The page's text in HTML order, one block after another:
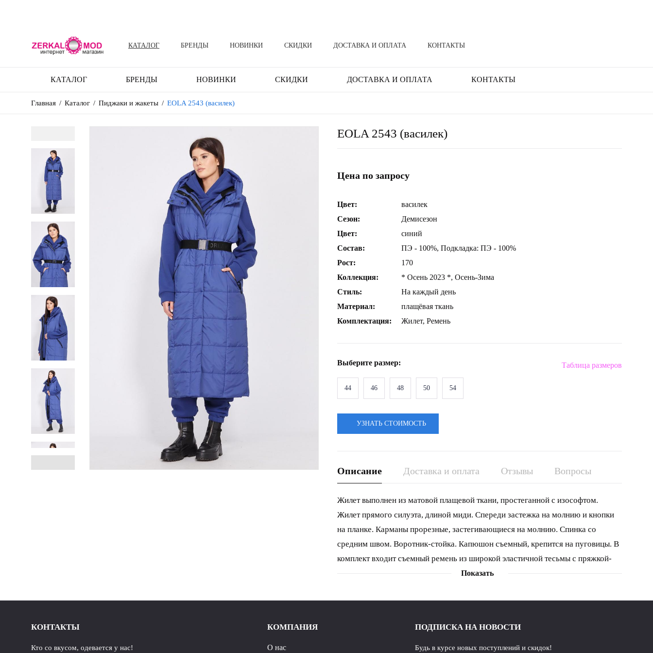
КАТАЛОГ БРЕНДЫ НОВИНКИ СКИДКИ ДОСТАВКА И ОПЛАТА КОНТАКТЫ
КАТАЛОГ БРЕНДЫ НОВИНКИ СКИДКИ ДОСТАВКА И ОПЛАТА КОНТАКТЫ
Главная / Каталог / Пиджаки и жакеты / EOLA 2543 (василек)
EOLA 2543 (василек)
Цена по запросу
Цвет:
василек
Сезон:
Демисезон
Цвет:
синий
Состав:
ПЭ - 100%, Подкладка: ПЭ - 100%
Рост:
170
Коллекция:
* Осень 2023 *, Осень-Зима
Стиль:
На каждый день
Материал:
плащёвая ткань
Комплектация:
Жилет, Ремень
Выберите размер:
44 46 48 50 54
Таблица размеров
УЗНАТЬ СТОИМОСТЬ
Описание Доставка и оплата Отзывы Вопросы
Жилет выполнен из матовой плащевой ткани, простеганной с изософтом.
Жилет прямого силуэта, длиной миди. Спереди застежка на молнию и кнопки
на планке. Карманы прорезные, застегивающиеся на молнию. Спинка со
средним швом. Воротник-стойка. Капюшон съемный, крепится на пуговицы. В
комплект входит съемный ремень из широкой эластичной тесьмы с пряжкой-
карабином. Жилет на притачной по низу подкладке. Температурный режим: от
срок не установлен. ГОСТ 25295-2003
Показать
КОНТАКТЫ
Кто со вкусом, одевается у нас!
КОМПАНИЯ
О нас
ПОДПИСКА НА НОВОСТИ
Будь в курсе новых поступлений и скидок!